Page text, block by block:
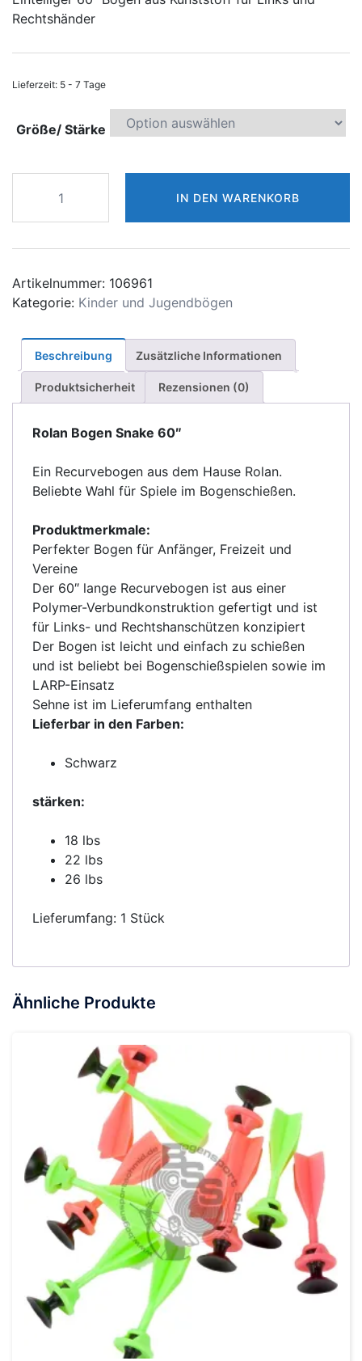
Rechtshänder
Lieferzeit: 5 - 7 Tage
Größe/ Stärke
Snake
Menge
IN DEN WARENKORB
Artikelnummer: 106961
Kategorie: Kinder und Jugendbögen
Beschreibung Zusätzliche Informationen
Produktsicherheit Rezensionen (0)
Rolan Bogen Snake 60″
Ein Recurvebogen aus dem Hause Rolan.
Beliebte Wahl für Spiele im Bogenschießen.
Produktmerkmale:
Perfekter Bogen für Anfänger, Freizeit und
Vereine
Der 60″ lange Recurvebogen ist aus einer
Polymer-Verbundkonstruktion gefertigt und ist
für Links- und Rechtshanschützen konzipiert
Der Bogen ist leicht und einfach zu schießen
und ist beliebt bei Bogenschießspielen sowie im
LARP-Einsatz
Sehne ist im Lieferumfang enthalten
Lieferbar in den Farben:
Schwarz
stärken:
18 lbs
22 lbs
26 lbs
Lieferumfang: 1 Stück
Ähnliche Produkte